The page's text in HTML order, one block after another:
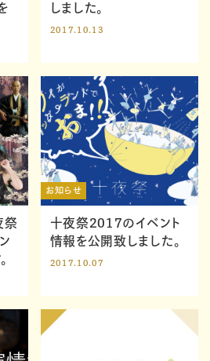
しました。
2017.10.13
祭
お知らせ
十夜祭2017のイベント
情報を公開致しました。
2017.10.07